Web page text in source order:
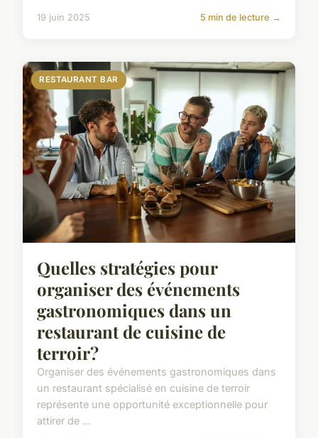
19 juin 2025 5 min de lecture →
RESTAURANT BAR
Quelles stratégies pour
organiser des événements
gastronomiques dans un
restaurant de cuisine de
terroir?
Organiser des événements gastronomiques dans
un restaurant spécialisé en cuisine de terroir
représente une opportunité exceptionnelle pour
attirer de ...